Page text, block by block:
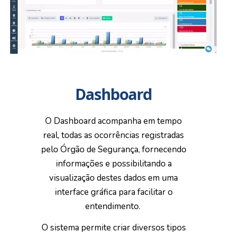
Dashboard
O Dashboard acompanha em tempo
real, todas as ocorrências registradas
pelo Órgão de Segurança, fornecendo
informações e possibilitando a
visualização destes dados em uma
interface gráfica para facilitar o
entendimento.
O sistema permite criar diversos tipos